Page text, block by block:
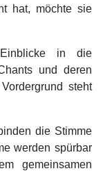
hat, möchte sie
in die
und deren
steht
die Stimme
werden spürbar
gemeinsamen